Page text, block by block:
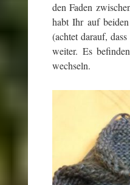
den Faden
habt Ihr auf
(achtet darauf,
weiter. Es
wechseln.